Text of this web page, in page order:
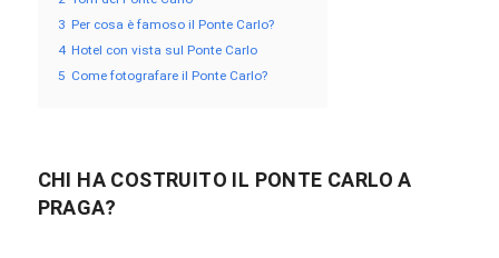
3 Per cosa è famoso il Ponte Carlo?
4 Hotel con vista sul Ponte Carlo
5 Come fotografare il Ponte Carlo?
CHI HA COSTRUITO IL PONTE CARLO A
PRAGA?